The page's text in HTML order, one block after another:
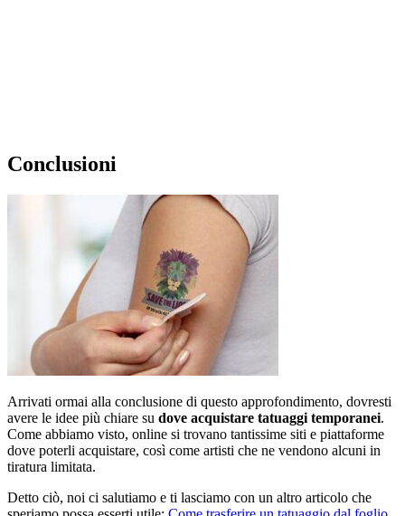
Conclusioni
Arrivati ormai alla conclusione di questo approfondimento, dovresti
avere le idee più chiare su dove acquistare tatuaggi temporanei.
Come abbiamo visto, online si trovano tantissime siti e piattaforme
dove poterli acquistare, così come artisti che ne vendono alcuni in
tiratura limitata.
Detto ciò, noi ci salutiamo e ti lasciamo con un altro articolo che